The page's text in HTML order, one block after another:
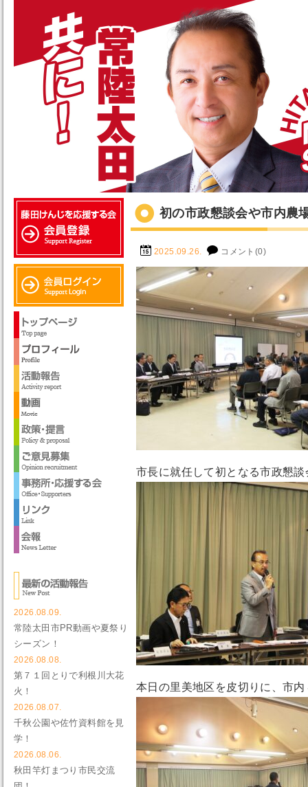
初の市政懇談会や市内農
2025.09.26. コメント(0)
市長に就任して初となる市政懇
本日の里美地区を皮切りに、市
2026.08.09.
常陸太田市PR動画や夏祭り
シーズン！
2026.08.08.
第７１回とりで利根川大花
火！
2026.08.07.
千秋公園や佐竹資料館を見
学！
2026.08.06.
秋田竿灯まつり市民交流